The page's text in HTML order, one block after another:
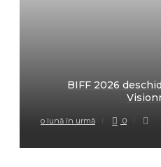
BIFF 2026
o lună în urmă 0